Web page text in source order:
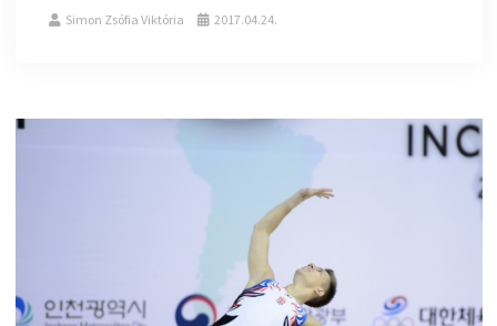
Simon Zsófia Viktória 2017.04.24.